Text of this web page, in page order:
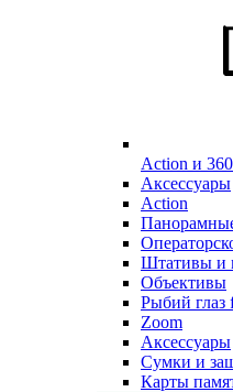
Action и
Аксессуары
Action
Штативы и
Объективы
Рыбий глаз
Zoom
Аксессуары
Сумки и
Карты